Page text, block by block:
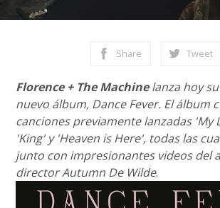
Share Tweet
Florence + The Machine lanza hoy
nuevo álbum, Dance Fever. El álbum
canciones previamente lanzadas 'My
'King' y 'Heaven is Here', todas las
junto con impresionantes videos del
director Autumn De Wilde.